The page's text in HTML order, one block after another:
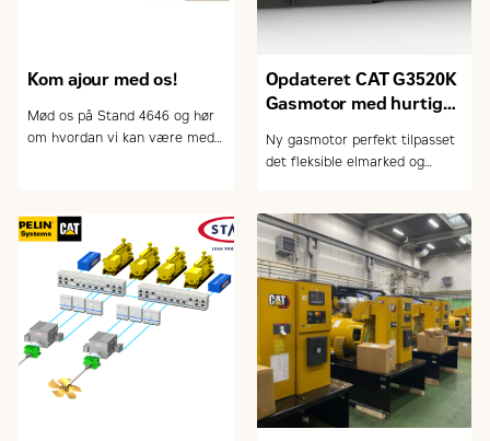
Kom ajour med os!
Mød os på Stand 4646 og hør
om hvordan vi kan være med
Opdateret CAT G3520K
Gasmotor med hurtig
Ny gasmotor perfekt tilpasset
det fleksible elmarked og
på Dansk Fjernvarmes
Landsmøde.